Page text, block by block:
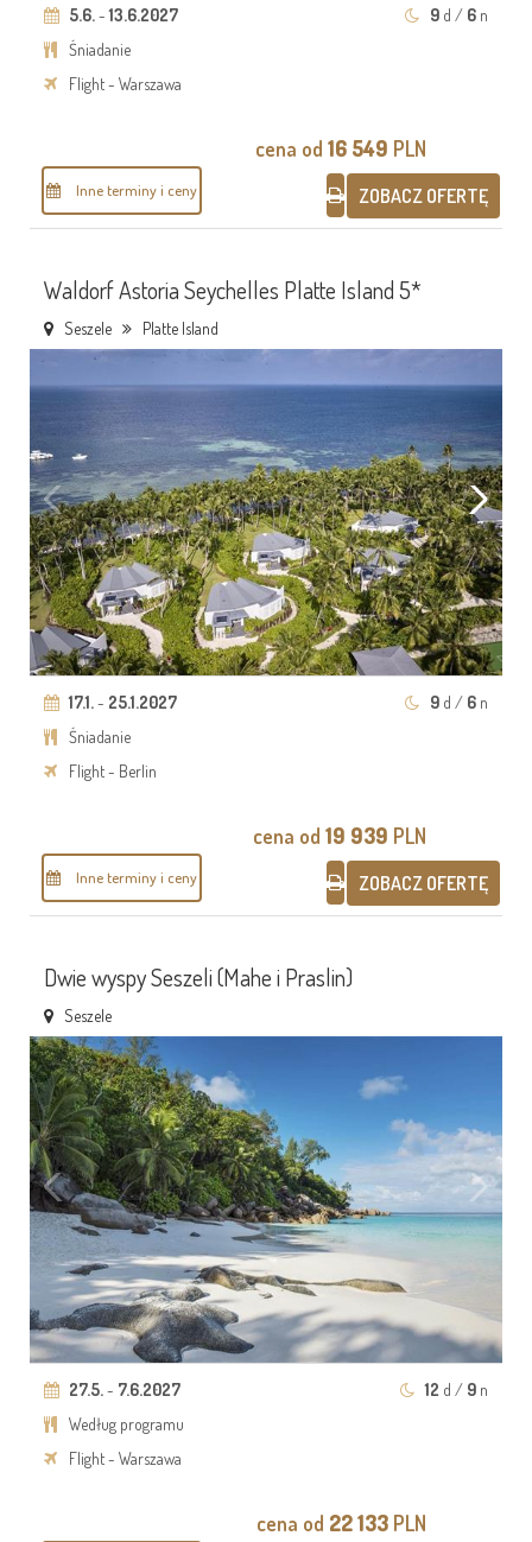
5.6.-13.6.2027 9 d / 6 n
Śniadanie
Flight - Warszawa
Inne terminy i ceny
cena od 16 549 PLN
ZOBACZ OFERTĘ
Waldorf Astoria Seychelles Platte Island 5*
Seszele Platte Island
17.1.- 25.1.2027 9 d / 6 n
Śniadanie
Flight - Berlin
Inne terminy i ceny
cena od 19 939 PLN
ZOBACZ OFERTĘ
Dwie wyspy Seszeli (Mahe i Praslin)
Seszele
27.5.- 7.6.2027 12 d / 9 n
Według programu
Flight - Warszawa
cena od 22 133 PLN